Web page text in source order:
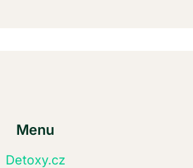
Menu
Detoxy.cz